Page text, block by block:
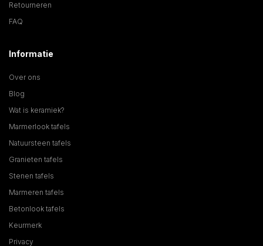
Retourneren
FAQ
Informatie
Over ons
Blog
Wat is keramiek?
Marmerlook tafels
Natuursteen tafels
Granieten tafels
Stenen tafels
Marmeren tafels
Betonlook tafels
Keurmerk
Privacy